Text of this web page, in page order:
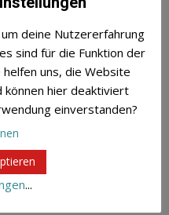
versprach
Kommunikation“. Die
dafür aber endlich so
kirchlicher und
Beim Blick
und Caritas müssen
[…]
deine Nutzererfahrung
sind für die Funktion der
uns, die Website
hier deaktiviert
einverstanden?
...